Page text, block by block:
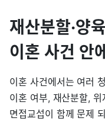
재산분할·양
이혼 사건 안
이혼 사건에서는 여러
이혼 여부, 재산분할,
면접교섭이 함께 문제